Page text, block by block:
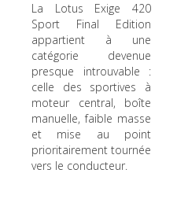
La Lotus Exige 420
Sport Final Edition
appartient à une
catégorie devenue
presque introuvable :
celle des sportives à
moteur central, boîte
manuelle, faible masse
et mise au point
prioritairement tournée
vers le conducteur.